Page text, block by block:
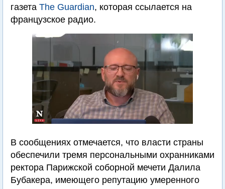
газета The Guardian, которая ссылается на
французское радио.
В сообщениях отмечается, что власти страны
обеспечили тремя персональными охранниками
ректора Парижской соборной мечети Далила
Бубакера, имеющего репутацию умеренного